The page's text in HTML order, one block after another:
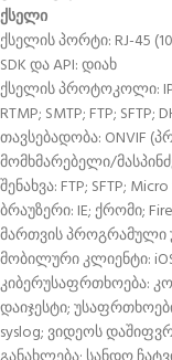
ქსელი
ქსელის პორტი: RJ-45
SDK და API: დიახ
ქსელის პროტოკოლი: IPv4;
RTMP; SMTP; FTP; SFTP;
თავსებადობა: ONVIF
მომხმარებელი/
შენახვა: FTP; SFTP;
ბრაუზერი: IE; ქრომი;
მართვის პროგრამული
მობილური კლიენტი:
კიბერუსაფრთხოება:
დაიჯესტი;
syslog; ვიდეოს